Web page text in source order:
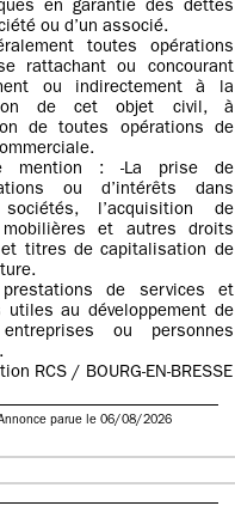
en garantie des dettes
ou d’un associé.
toutes opérations
rattachant ou concourant
ou indirectement à la
de cet objet civil, à
de toutes opérations de
mention : -La prise de
ou d’intérêts dans
l’acquisition de
mobilières et autres droits
et titres de capitalisation de
prestations de services et
utiles au développement de
ou personnes
RCS / BOURG-EN-BRESSE
parue le 06/08/2026